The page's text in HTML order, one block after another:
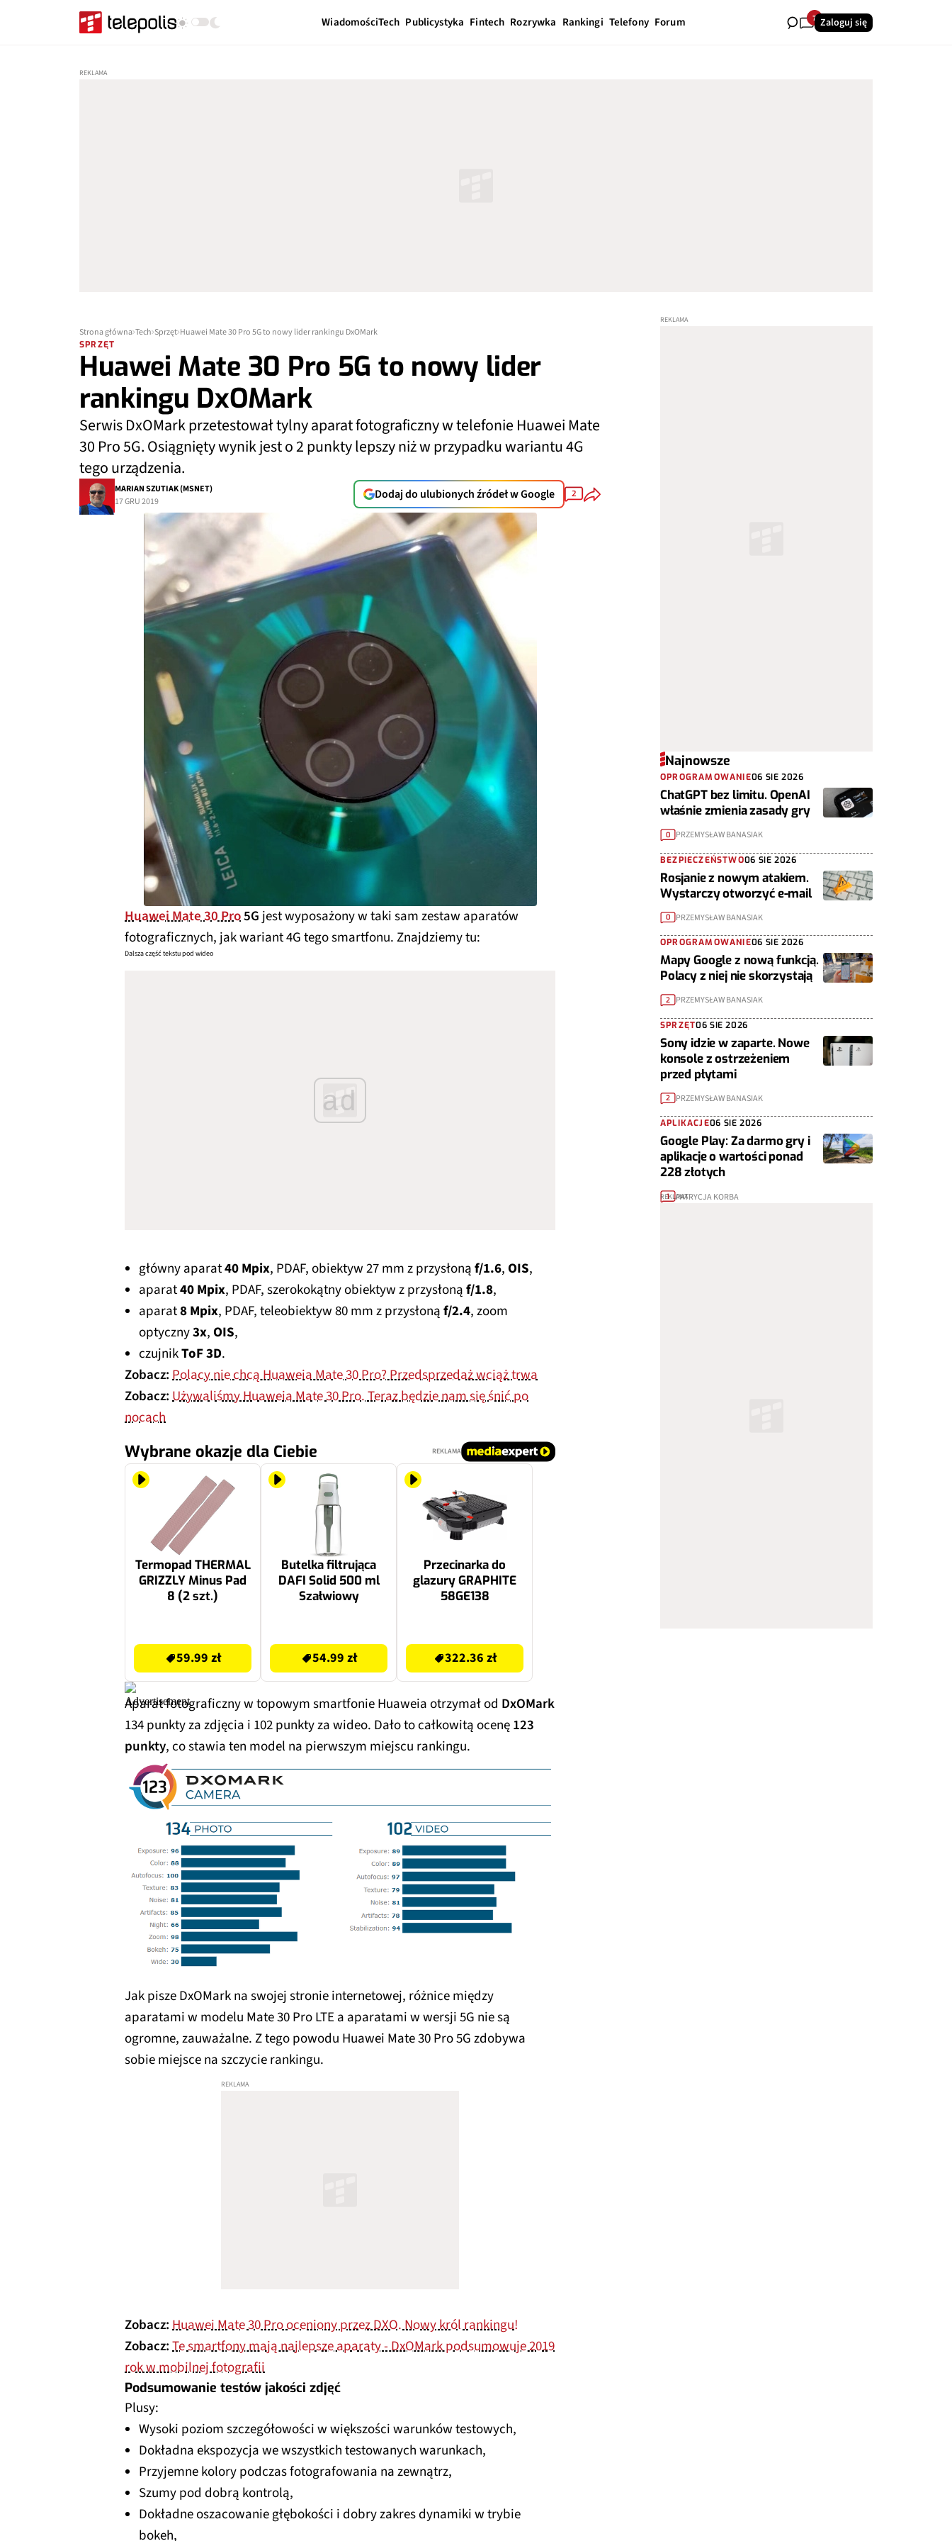
WiadomościTech Publicystyka Fintech Rozrywka Rankingi Telefony Forum 7 Zaloguj się
Strona główna Tech Sprzęt Huawei Mate 30 Pro 5G to nowy lider rankingu DxOMark
SPRZĘT
Huawei Mate 30 Pro 5G to nowy lider
rankingu DxOMark
Serwis DxOMark przetestował tylny aparat fotograficzny w telefonie Huawei Mate
30 Pro 5G. Osiągnięty wynik jest o 2 punkty lepszy niż w przypadku wariantu 4G
tego urządzenia.
MARIAN SZUTIAK (MSNET)
17 GRU 2019
Dodaj do ulubionych źródeł w Google 2
Huawei Mate 30 Pro5G jest wyposażony w taki sam zestaw aparatów
fotograficznych, jak wariant 4G tego smartfonu. Znajdziemy tu:
Dalsza część tekstu pod wideo
ad
główny aparat40 Mpix, PDAF, obiektyw 27 mm z przysłonąf/1.6,OIS,
aparat40 Mpix, PDAF, szerokokątny obiektyw z przysłonąf/1.8,
aparat8 Mpix, PDAF, teleobiektyw 80 mm z przysłonąf/2.4, zoom
optyczny3x,OIS,
czujnikToF 3D.
Zobacz:Polacy nie chcą Huaweia Mate 30 Pro? Przedsprzedaż wciąż trwa
Zobacz:Używaliśmy Huaweia Mate 30 Pro. Teraz będzie nam się śnić po
nocach
Wybrane okazje dla Ciebie REKLAMA
Termopad THERMAL
GRIZZLY Minus Pad
8 (2 szt.)
59.99 zł
Butelka filtrująca
DAFI Solid 500 ml
Szałwiowy
54.99 zł
Przecinarka do
glazury GRAPHITE
58GE138
322.36 zł
Aparat fotograficzny w topowym smartfonie Huaweia otrzymał od DxOMark
134 punkty za zdjęcia i 102 punkty za wideo. Dało to całkowitą ocenę123
punkty, co stawia ten model na pierwszym miejscu rankingu.
Jak pisze DxOMark na swojej stronie internetowej, różnice między
aparatami w modelu Mate 30 Pro LTE a aparatami w wersji 5G nie są
ogromne, zauważalne. Z tego powodu Huawei Mate 30 Pro 5G zdobywa
sobie miejsce na szczycie rankingu.
Zobacz:Huawei Mate 30 Pro oceniony przez DXO. Nowy król rankingu!
Zobacz:Te smartfony mają najlepsze aparaty - DxOMark podsumowuje 2019
rok w mobilnej fotografii
Podsumowanie testów jakości zdjęć
Plusy:
Wysoki poziom szczegółowości w większości warunków testowych,
Dokładna ekspozycja we wszystkich testowanych warunkach,
Przyjemne kolory podczas fotografowania na zewnątrz,
Szumy pod dobrą kontrolą,
Dokładne oszacowanie głębokości i dobry zakres dynamiki w trybie
bokeh,
Najnowsze
OPROGRAMOWANIE06 SIE 2026
ChatGPT bez limitu. OpenAI
właśnie zmienia zasady gry
0 PRZEMYSŁAW BANASIAK
BEZPIECZEŃSTWO06 SIE 2026
Rosjanie z nowym atakiem.
Wystarczy otworzyć e-mail
0 PRZEMYSŁAW BANASIAK
OPROGRAMOWANIE06 SIE 2026
Mapy Google z nową funkcją.
Polacy z niej nie skorzystają
2 PRZEMYSŁAW BANASIAK
SPRZĘT06 SIE 2026
Sony idzie w zaparte. Nowe
konsole z ostrzeżeniem
przed płytami
2 PRZEMYSŁAW BANASIAK
APLIKACJE06 SIE 2026
Google Play: Za darmo gry i
aplikacje o wartości ponad
228 złotych
1 PATRYCJA KORBA